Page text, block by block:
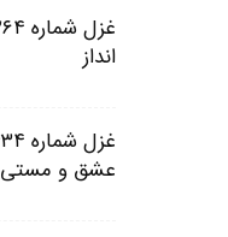
انداز
عشق و مستی